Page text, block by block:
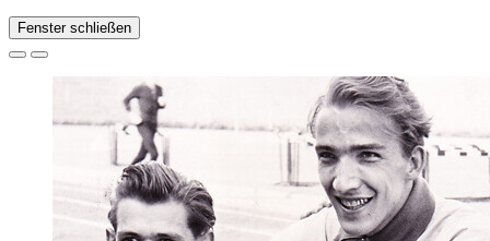
Fenster schließen